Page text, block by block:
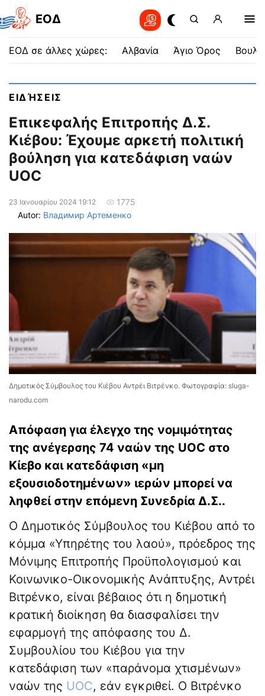
EOΔ
ΕΟΔ σε άλλες χώρες: Αλβανία Άγιο Όρος
ΕΙΔΉΣΕΙΣ
Επικεφαλής Επιτροπής Δ.Σ.
Κιέβου: Έχουμε αρκετή πολιτική
βούληση για κατεδάφιση ναών
UOC
23 Ιανουαρίου 2024 19:12
1775
Autor: Владимир Артеменко
Δημοτικός Σύμβουλος του Κιέβου Αντρέι Βιτρένκο. Φωτογραφία: sluga-
narodu.com
Απόφαση για έλεγχο της νομιμότητας
της ανέγερσης 74 ναών της UOC στο
Κίεβο και κατεδάφιση «μη
εξουσιοδοτημένων» ιερών μπορεί να
ληφθεί στην επόμενη Συνεδρία Δ.Σ..
Ο Δημοτικός Σύμβουλος του Κιέβου από το
κόμμα «Υπηρέτης του λαού», πρόεδρος της
Μόνιμης Επιτροπής Προϋπολογισμού και
Κοινωνικο-Οικονομικής Ανάπτυξης, Αντρέι
Βιτρένκο, είναι βέβαιος ότι η δημοτική
κρατική διοίκηση θα διασφαλίσει την
εφαρμογή της απόφασης του Δ.
Συμβουλίου του Κιέβου για την
κατεδάφιση των «παράνομα χτισμένων»
ναών της UOC, εάν εγκριθεί. Ο Βιτρένκο